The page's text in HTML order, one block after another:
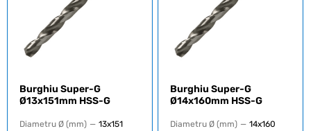
Burghiu Super-G
Ø13x151mm HSS-G
Diametru Ø (mm) — 13x151
Burghiu Super-G
Ø14x160mm HSS-G
Diametru Ø (mm) — 14x160